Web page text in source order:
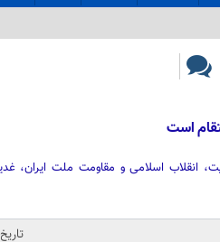
است
انقلاب اسلامی و مقاومت ملت ایران،
تاریخ